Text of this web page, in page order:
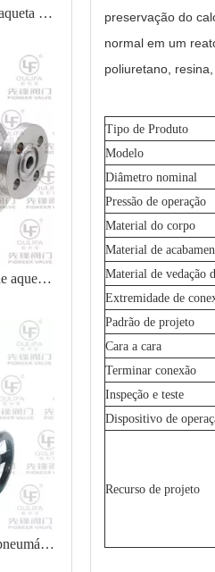
Válvula de esfera wafer de jaqueta para baixa temperatura
Válvula esférica de camisa de aquecimento com controle V-Port opcional
Válvula de esfera revestida pneumática de ação única com volante
preservação do
normal em um
poliuretano, resina,
Tipo de Produto
Modelo
Diâmetro nominal
Pressão de operação
Material do corpo
Material de
Material de vedação
Extremidade de
Padrão de projeto
Cara a cara
Terminar conexão
Inspeção e teste
Dispositivo de
Recurso de projeto